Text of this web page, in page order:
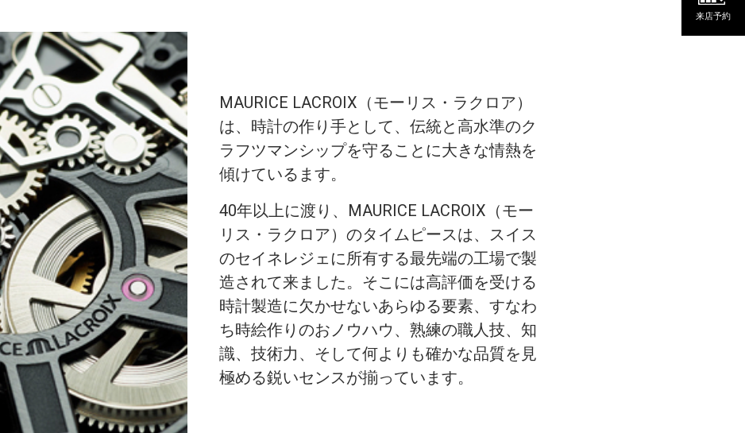
来店予約
MAURICE LACROIX（モーリス・ラクロア）
は、時計の作り手として、伝統と高水準のク
ラフツマンシップを守ることに大きな情熱を
傾けているます。
40年以上に渡り、MAURICE LACROIX（モー
リス・ラクロア）のタイムピースは、スイス
のセイネレジェに所有する最先端の工場で製
造されて来ました。そこには高評価を受ける
時計製造に欠かせないあらゆる要素、すなわ
ち時絵作りのおノウハウ、熟練の職人技、知
識、技術力、そして何よりも確かな品質を見
極める鋭いセンスが揃っています。